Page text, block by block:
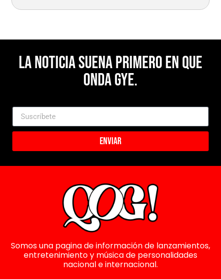
La noticia suena primero en Que
Onda Gye.
Enviar
Somos una pagina de información de lanzamientos,
entretenimiento y música de personalidades
nacional e internacional.